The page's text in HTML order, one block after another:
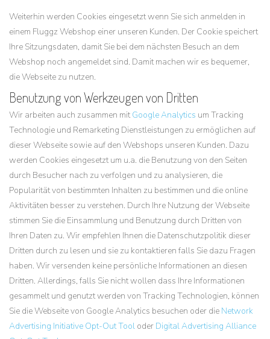
Weiterhin werden Cookies eingesetzt wenn Sie sich anmelden in
einem Fluggz Webshop einer unseren Kunden. Der Cookie speichert
Ihre Sitzungsdaten, damit Sie bei dem nächsten Besuch an dem
Webshop noch angemeldet sind. Damit machen wir es bequemer,
die Webseite zu nutzen.
Benutzung von Werkzeugen von Dritten
Wir arbeiten auch zusammen mitGoogle Analytics um Tracking
Technologie und Remarketing Dienstleistungen zu ermöglichen auf
dieser Webseite sowie auf den Webshops unseren Kunden. Dazu
werden Cookies eingesetzt um u.a. die Benutzung von den Seiten
durch Besucher nach zu verfolgen und zu analysieren, die
Popularität von bestimmten Inhalten zu bestimmen und die online
Aktivitäten besser zu verstehen. Durch Ihre Nutzung der Webseite
stimmen Sie die Einsammlung und Benutzung durch Dritten von
Ihren Daten zu. Wir empfehlen Ihnen die Datenschutzpolitik dieser
Dritten durch zu lesen und sie zu kontaktieren falls Sie dazu Fragen
haben. Wir versenden keine persönliche Informationen an diesen
Dritten. Allerdings, falls Sie nicht wollen dass Ihre Informationen
gesammelt und genutzt werden von Tracking Technologien, können
Sie die Webseite von Google Analytics besuchen oder die Network
Advertising Initiative Opt-Out Tool oder Digital Advertising Alliance